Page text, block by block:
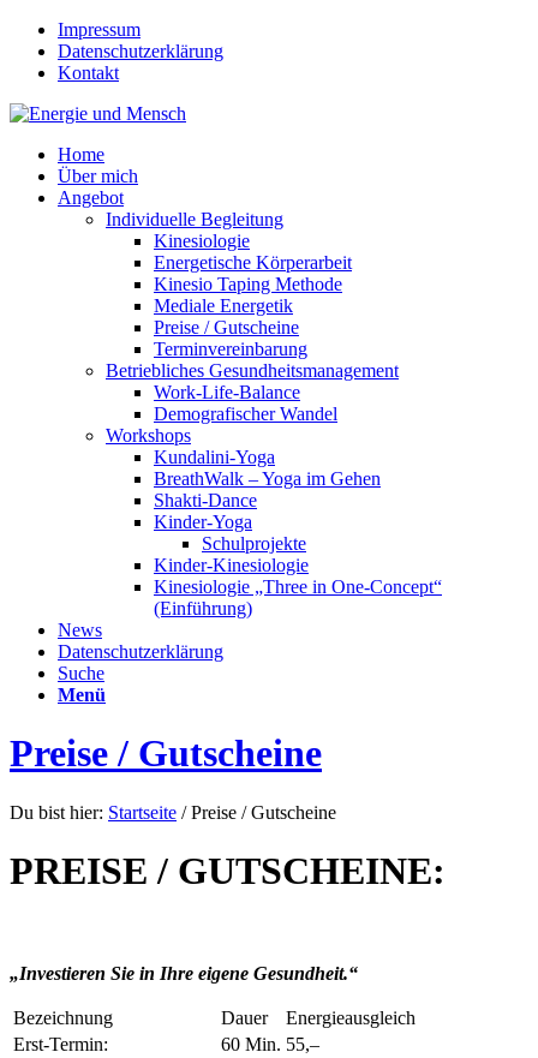
Impressum
Datenschutzerklärung
Kontakt
Home
Über mich
Angebot
Individuelle Begleitung
Kinesiologie
Energetische Körperarbeit
Kinesio Taping Methode
Mediale Energetik
Preise / Gutscheine
Terminvereinbarung
Betriebliches Gesundheitsmanagement
Work-Life-Balance
Demografischer Wandel
Workshops
Kundalini-Yoga
BreathWalk – Yoga im Gehen
Shakti-Dance
Kinder-Yoga
Schulprojekte
Kinder-Kinesiologie
Kinesiologie „Three in One-Concept“
(Einführung)
News
Datenschutzerklärung
Suche
Menü
Preise / Gutscheine
Du bist hier: Startseite / Preise / Gutscheine
PREISE / GUTSCHEINE:
„Investieren Sie in Ihre eigene Gesundheit.“
Bezeichnung Dauer
Energieausgleich
Erst-Termin:
60 Min. 55,–